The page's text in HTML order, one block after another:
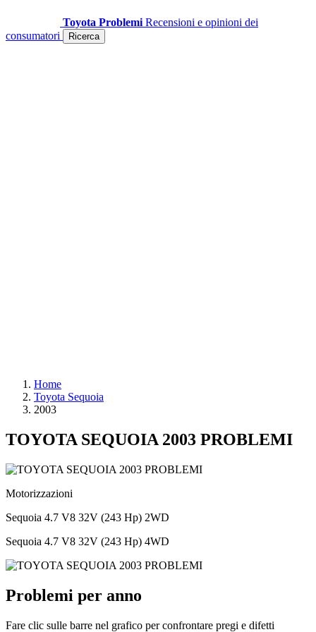
Toyota Problemi Recensioni e opinioni dei
consumatori
Ricerca
Home
Toyota Sequoia
2003
TOYOTA SEQUOIA 2003 PROBLEMI
Motorizzazioni
Sequoia 4.7 V8 32V (243 Hp) 2WD
Sequoia 4.7 V8 32V (243 Hp) 4WD
Problemi per anno
Fare clic sulle barre nel grafico per confrontare pregi e difetti